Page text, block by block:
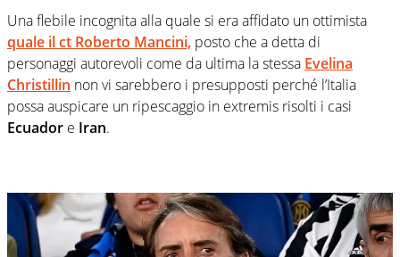
Una flebile incognita alla quale si era affidato un ottimista
quale il ct Roberto Mancini, posto che a detta di
personaggi autorevoli come da ultima la stessa Evelina
Christillin non vi sarebbero i presupposti perché l’Italia
possa auspicare un ripescaggio in extremis risolti i casi
Ecuador e Iran.